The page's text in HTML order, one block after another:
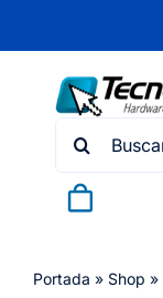
content
Search
Portada » Shop »